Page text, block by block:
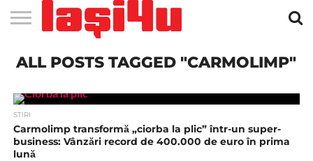
STIRI
APARTAMENTE
NOI IASI
STIRI
IASI
JOBS
IN
FILME
LA
CLUBURI /
DISCOTECI
BARURI /
CAFENELE
SALI DE
FORTA
SALOANE DE
INFRUMUSETARE
AGENTII
DE
RESTAURANTE
IN IASI
PIZZA
IN
PISCINA
IN IASI
FLORARII
RADIO
LIVE
SPALATORII
AUTO
TRACTARI
AUTO
TAXI
IN
CINEMA
TEATRU
HOTELURI
/
TEREN
SPORTIV
TEREN
TENIS
FARMACII
NON
COFFEE-
TO-GO
FIRME DE
PUBLICITATE
RENT
A
ALL POSTS TAGGED "CARMOLIMP"
STIRI
Carmolimp transformă „ciorba la plic” într-un super-
business: Vânzări record de 400.000 de euro în prima
lună